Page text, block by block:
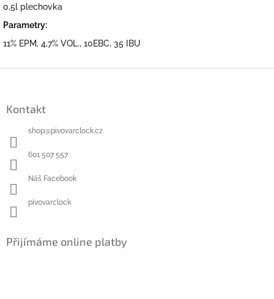
0,5l plechovka
Parametry:
11% EPM, 4,7% VOL., 10EBC, 35 IBU
Kontakt
shop@pivovarclock.cz
601 507 557
Náš Facebook
pivovarclock
Přijímáme online platby